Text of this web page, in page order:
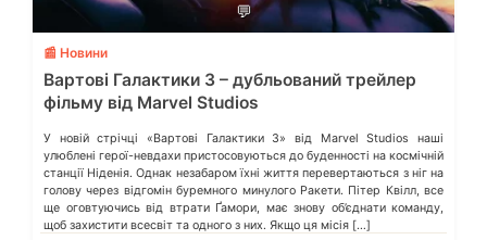
💬
📰 Новини
Вартові Галактики 3 – дубльований трейлер
фільму від Marvel Studios
У новій стрічці «Вартові Галактики 3» від Marvel Studios наші
улюблені герої-невдахи пристосовуються до буденності на космічній
станції Ніденія. Однак незабаром їхні життя перевертаються з ніг на
голову через відгомін буремного минулого Ракети. Пітер Квілл, все
ще оговтуючись від втрати Ґамори, має знову об’єднати команду,
щоб захистити всесвіт та одного з них. Якщо ця місія […]